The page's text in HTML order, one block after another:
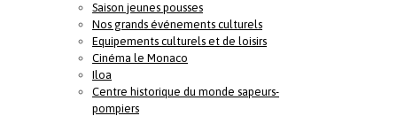
Saison jeunes pousses
Nos grands événements culturels
Equipements culturels et de loisirs
Cinéma le Monaco
Iloa
Centre historique du monde sapeurs-
pompiers